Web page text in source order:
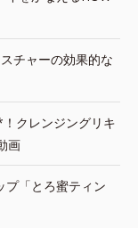
チャーの効果的な
クレンジングリキ
画
プ「とろ蜜ティン